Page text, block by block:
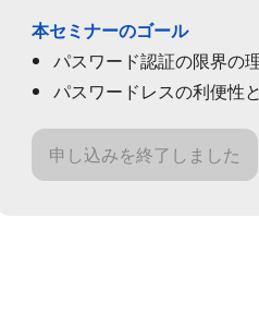
本セミナーのゴール
パスワード認証の限界の
パスワードレスの利便性
申し込みを終了しました